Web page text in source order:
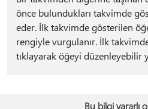
önce bulundukları takvimde
eder. İlk takvimde gösterilen
rengiyle vurgulanır. İlk
tıklayarak öğeyi düzenleyebilir
Bu bilgi yararlı